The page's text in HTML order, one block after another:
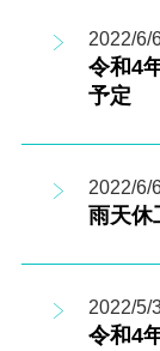
2022/6/
令和4
予定
2022/6/
雨天休
2022/5/
令和4